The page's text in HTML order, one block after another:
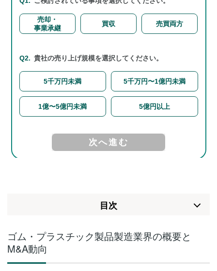
⽬次
ゴム・プラスチック製品製造業界の概要と
M&A動向